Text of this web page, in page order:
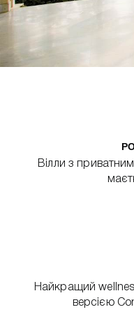
Вілли з
Найкращий
версією